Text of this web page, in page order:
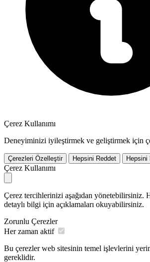
Çerez Kullanımı
Deneyiminizi iyileştirmek ve geliştirmek için
Çerezleri Özelleştir Hepsini Reddet Hepsini
Çerez Kullanımı
Çerez tercihlerinizi aşağıdan yönetebilirsiniz.
detaylı bilgi için açıklamaları okuyabilirsiniz.
Zorunlu Çerezler
Her zaman aktif
Bu çerezler web sitesinin temel işlevlerini
gereklidir.